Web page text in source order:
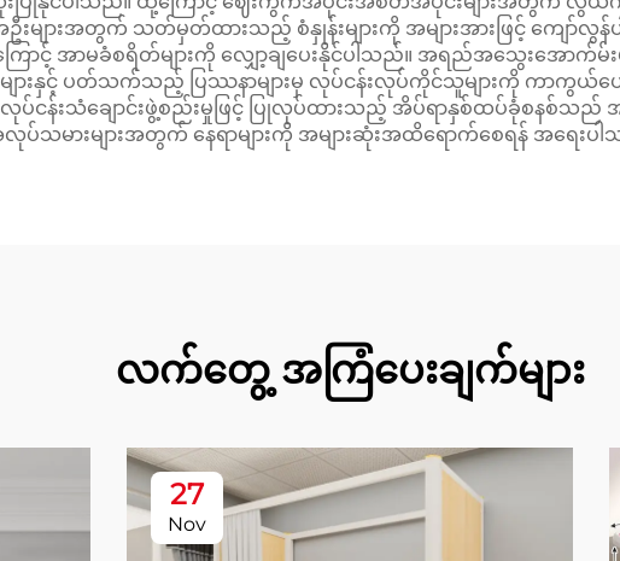
များအတွက် သတ်မှတ်ထားသည့် စံနှုန်းများကို အများအားဖြင့် ကျော်လွ
ောင့် အာမခံစရိတ်များကို လျှော့ချပေးနိုင်ပါသည်။ အရည်အသွေးအောက်
ျားနှင့် ပတ်သက်သည့် ပြဿနာများမှ လုပ်ငန်းလုပ်ကိုင်သူများကို ကာကွယ်ပေ
းသံချောင်းဖွဲ့စည်းမှုဖြင့် ပြုလုပ်ထားသည့် အိပ်ရာနှစ်ထပ်ခုံစနစ်သည် အရေး
ားများအတွက် နေရာများကို အများဆုံးအထိရောက်စေရန် အရေးပ
လက်တွေ့ အကြံပေးချက်များ
27
Nov